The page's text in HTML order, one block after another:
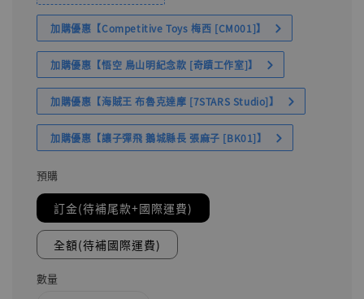
加購優惠【Competitive Toys 梅西 [CM001]】
加購優惠【悟空 鳥山明紀念款 [奇蹟工作室]】
加購優惠【海賊王 布魯克達摩 [7STARS Studio]】
加購優惠【讓子彈飛 鵝城縣長 張麻子 [BK01]】
預購
訂金(待補尾款+國際運費)
全額(待補國際運費)
數量